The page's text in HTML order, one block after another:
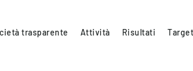
trasparente Attività Risultati Target